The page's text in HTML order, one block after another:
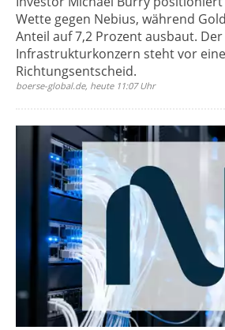
Wette gegen Nebius, während
Anteil auf 7,2 Prozent ausbaut. Der
Infrastrukturkonzern steht vor
Richtungsentscheid.
boerse-global.de, heute 11:07 Uhr